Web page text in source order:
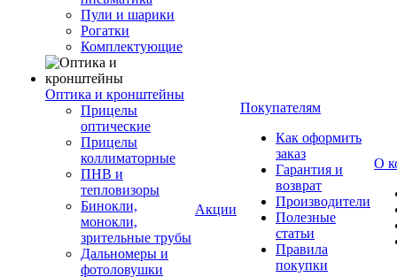
Пули и шарики
Рогатки
Комплектующие
Оптика и кронштейны
Прицелы
оптические
Прицелы
коллиматорные
ПНВ и
тепловизоры
Бинокли,
монокли,
зрительные трубы
Дальномеры и
фотоловушки
Акции
Покупателям
Как оформить
заказ
Гарантия и
возврат
Производители
Полезные
статьи
Правила
покупки
О